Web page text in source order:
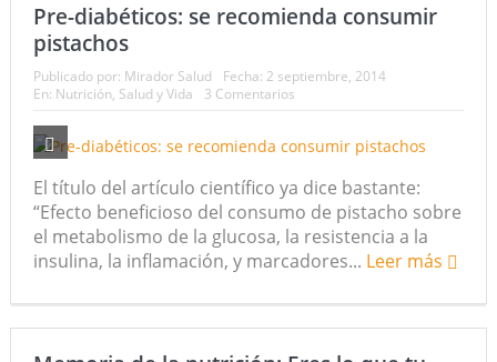
Pre-diabéticos: se recomienda consumir
pistachos
Publicado por: Mirador Salud Fecha: 2 septiembre, 2014
En: Nutrición, Salud y Vida 3 Comentarios
El título del artículo científico ya dice bastante:
“Efecto beneficioso del consumo de pistacho sobre
el metabolismo de la glucosa, la resistencia a la
insulina, la inflamación, y marcadores... Leer más